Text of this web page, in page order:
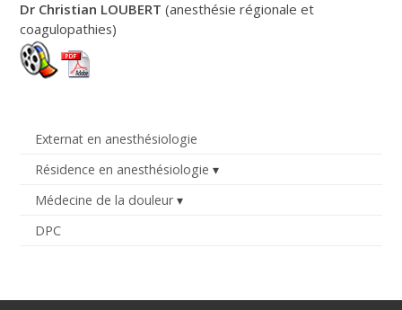
Externat en anesthésiologie
Résidence en anesthésiologie
Médecine de la douleur
DPC
Dr Christian LOUBERT (anesthésie régionale et
coagulopathies)